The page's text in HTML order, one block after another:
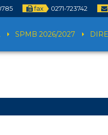
fax 0271-723742
SPMB 2026/2027